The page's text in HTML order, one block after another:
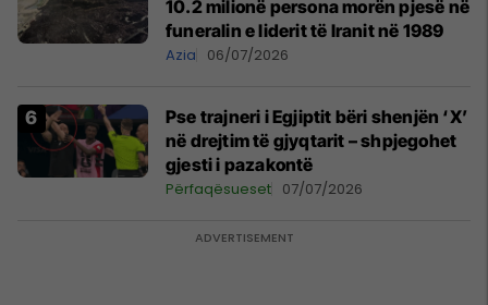
10.2 milionë persona morën pjesë në
funeralin e liderit të Iranit në 1989
Azia 06/07/2026
Pse trajneri i Egjiptit bëri shenjën ‘X’
në drejtim të gjyqtarit – shpjegohet
gjesti i pazakontë
Përfaqësueset 07/07/2026